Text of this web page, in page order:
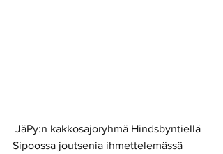
Sipoossa joutsenia ihmettelemässä